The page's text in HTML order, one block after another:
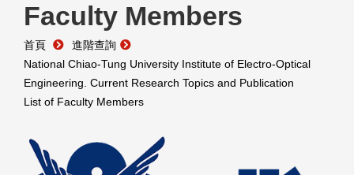
Faculty Members
首頁
進階查詢
National Chiao-Tung University Institute of Electro-Optical
Engineering. Current Research Topics and Publication
List of Faculty Members